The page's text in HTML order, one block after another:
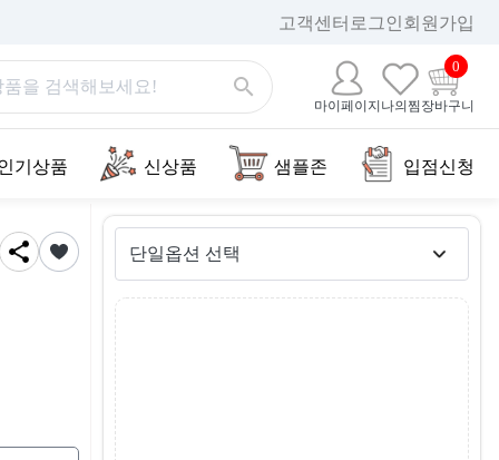
고객센터 로그인 회원가입
마이페이지 나의찜 장바구니
0
기상품 신상품 샘플존 입점신청